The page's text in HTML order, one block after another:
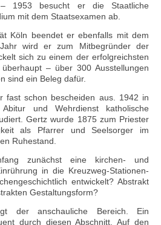
1953 besucht er die Staatliche
mit dem Staatsexamen ab.
Köln beendet er ebenfalls mit dem
wird er zum Mitbegründer der
sich zu einem der erfolgreichsten
– über 300 Ausstellungen
sind ein Beleg dafür.
fast schon bescheiden aus. 1942 in
und Wehrdienst katholische
Gertz wurde 1875 zum Priester
als Pfarrer und Seelsorger im
Ruhestand.
zunächst eine kirchen- und
in die Kreuzweg-Stationen-
entwickelt? Abstrakt
Gestaltungsform?
der anschauliche Bereich. Ein
durch diesen Abschnitt. Auf den